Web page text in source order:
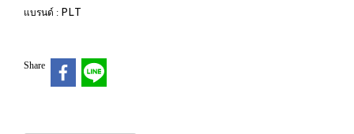
แบรนด์ : PLT
Share